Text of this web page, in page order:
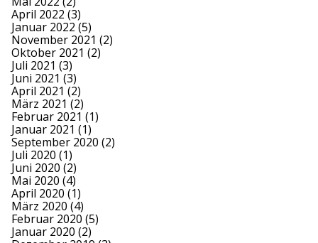
April 2022 (3)
Januar 2022 (5)
November 2021 (2)
Oktober 2021 (2)
Juli 2021 (3)
Juni 2021 (3)
April 2021 (2)
März 2021 (2)
Februar 2021 (1)
Januar 2021 (1)
September 2020 (2)
Juli 2020 (1)
Juni 2020 (2)
Mai 2020 (4)
April 2020 (1)
März 2020 (4)
Februar 2020 (5)
Januar 2020 (2)